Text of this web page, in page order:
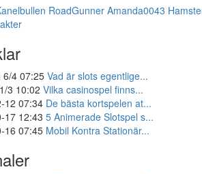
RoadGunner Amanda0043
6/4 07:25 Vad är slots egentlige...
3 10:02 Vilka casinospel finns...
12 07:34 De bästa kortspelen at...
17 12:43 5 Animerade Slotspel s...
16 07:45 Mobil Kontra Stationär...